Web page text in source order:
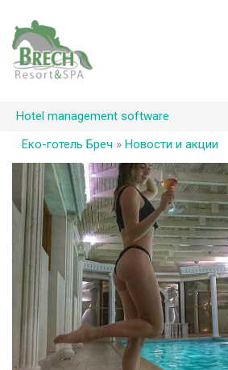
Hotel management software
Еко-готель Бреч » Новости и акции